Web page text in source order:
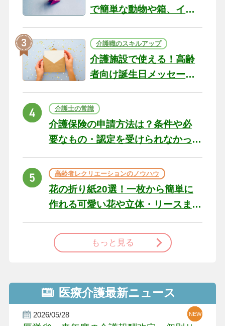
で簡単な動物や箱、イン
介護職のスキルアップ
介護施設で使える！高齢
者向け誕生日メッセージ
ト
介護士の常識
介護保険の申請方法は？条件や必
要なもの・認定を受けられなかっ
高齢者レクリエーションのノウハウ
花の折り紙20選！一枚から簡単に
作れる可愛い花や立体・リースま
もっと見る
医療介護最新ニュース
2026/05/28 NEW
NEW
NEW